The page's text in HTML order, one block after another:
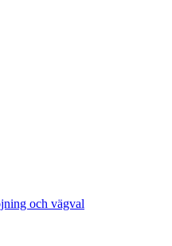
och vägval